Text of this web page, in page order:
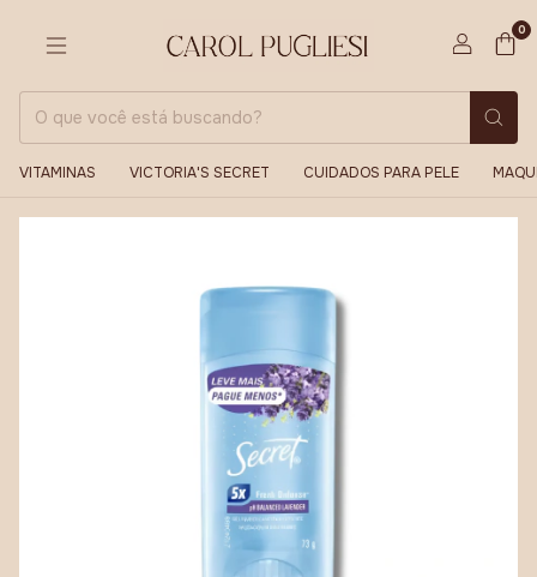
0
VITAMINAS VICTORIA'S SECRET CUIDADOS PARA PELE